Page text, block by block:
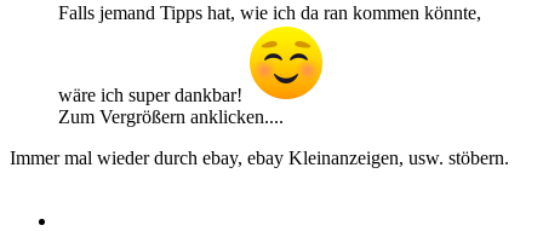
Falls jemand Tipps hat, wie ich da ran kommen könnte,
wäre ich super dankbar!
Zum Vergrößern anklicken....
Immer mal wieder durch ebay, ebay Kleinanzeigen, usw. stöbern.